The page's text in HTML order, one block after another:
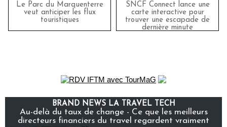
Le Parc du Marquenterre
veut anticiper les flux
touristiques
SNCF Connect lance une
carte interactive pour
trouver une escapade de
dernière minute
BRAND NEWS LA TRAVEL TECH
Au-delà du taux de change - Ce que les meilleurs
directeurs financiers du travel regardent vraiment